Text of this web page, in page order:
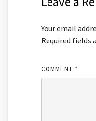
Your email
Required fields
COMMENT *